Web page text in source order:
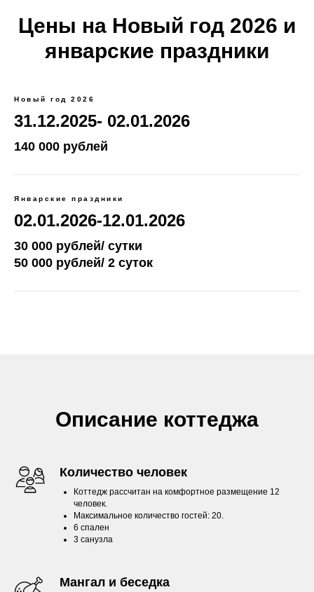
Цены на Новый год 2026 и
январские праздники
Новый год 2026
31.12.2025- 02.01.2026
140 000 рублей
Январские праздники
02.01.2026-12.01.2026
30 000 рублей/ сутки
50 000 рублей/ 2 суток
Описание коттеджа
Количество человек
Коттедж рассчитан на комфортное размещение 12
человек.
Максимальное количество гостей: 20.
6 спален
3 санузла
Мангал и беседка